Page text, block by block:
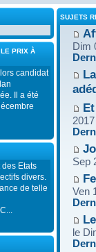
PRIX À
candidat
Il a été
Etats
divers.
de telle
SUJETS
Dim
Sep
Ven
le